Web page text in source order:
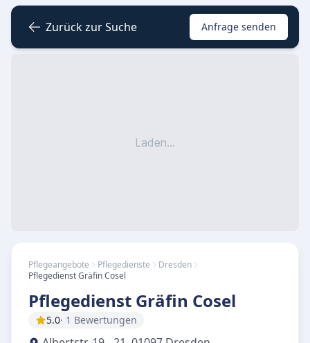
Zurück zur Suche Anfrage senden
Laden...
Pflegeangebote Pflegedienste
Dresden
Pflegedienst Gräfin Cosel
Pflegedienst Gräfin Cosel
5.0· 1 Bewertungen